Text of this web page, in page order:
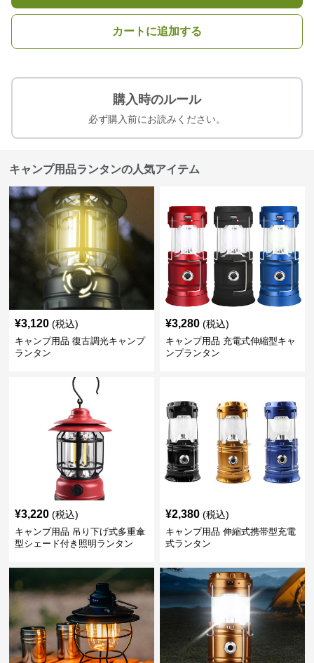
カートに追加する
購入時のルール
必ず購入前にお読みください。
キャンプ用品ランタンの人気アイテム
¥3,120 (税込)
キャンプ用品 復古調光キャンプ
ランタン
¥3,280 (税込)
キャンプ用品 充電式伸縮型キャ
ンプランタン
¥3,220 (税込)
キャンプ用品 吊り下げ式多重傘
型シェード付き照明ランタン
¥2,380 (税込)
キャンプ用品 伸縮式携帯型充電
式ランタン